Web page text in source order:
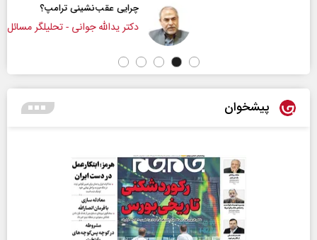
چرایی عقب‌نشینی ترامپ؟
دکتر یدالله جوانی - تحلیلگر مسائل سیاسی
پیشخوان